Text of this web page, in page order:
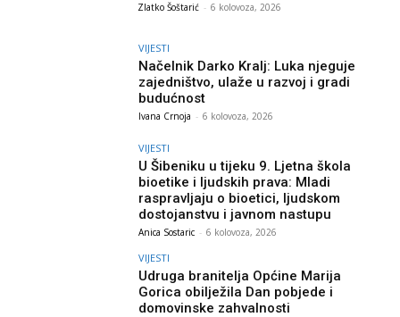
Zlatko Šoštarić - 6 kolovoza, 2026
VIJESTI
Načelnik Darko Kralj: Luka njeguje
zajedništvo, ulaže u razvoj i gradi
budućnost
Ivana Crnoja - 6 kolovoza, 2026
VIJESTI
U Šibeniku u tijeku 9. Ljetna škola
bioetike i ljudskih prava: Mladi
raspravljaju o bioetici, ljudskom
dostojanstvu i javnom nastupu
Anica Sostaric - 6 kolovoza, 2026
VIJESTI
Udruga branitelja Općine Marija
Gorica obilježila Dan pobjede i
domovinske zahvalnosti